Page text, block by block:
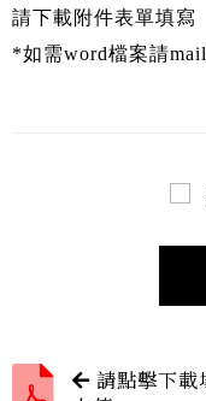
請下載附件表單填寫
*如需word檔案請
請點擊下載